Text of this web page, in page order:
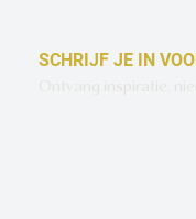
SCHRIJF JE IN
Ontvang inspiratie,